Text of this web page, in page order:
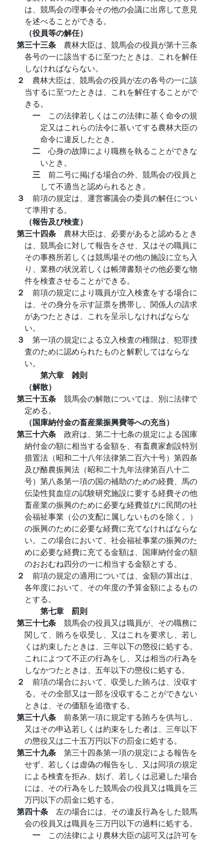
は、競馬会の理事会その他の会議に出席して意見
を述べることができる。
（役員等の解任）
第三十三条 農林大臣は、競馬会の役員が第十三条
各号の一に該当するに至つたときは、これを解任
しなければならない。
２ 農林大臣は、競馬会の役員が左の各号の一に該
当するに至つたときは、これを解任することがで
きる。
一 この法律若しくはこの法律に基く命令の規
定又はこれらの法令に基いてする農林大臣の
命令に違反したとき。
二 心身の故障により職務を執ることができな
いとき。
三 前二号に掲げる場合の外、競馬会の役員と
して不適当と認められるとき。
３ 前項の規定は、運営審議会の委員の解任につい
て準用する。
（報告及び検査）
第三十四条 農林大臣は、必要があると認めるとき
は、競馬会に対して報告をさせ、又はその職員に
その事務所若しくは競馬場その他の施設に立ち入
り、業務の状況若しくは帳簿書類その他必要な物
件を検査させることができる。
２ 前項の規定により職員が立入検査をする場合に
は、その身分を示す証票を携帯し、関係人の請求
があつたときは、これを呈示しなければならな
い。
３ 第一項の規定による立入検査の権限は、犯罪捜
査のために認められたものと解釈してはならな
い。
第六章 雑則
（解散）
第三十五条 競馬会の解散については、別に法律で
定める。
（国庫納付金の畜産業振興費等への充当）
第三十六条 政府は、第二十七条の規定による国庫
納付金の額に相当する金額を、有畜農家創設特別
措置法（昭和二十八年法律第二百六十号）第四条
及び酪農振興法（昭和二十九年法律第百八十二
号）第八条第一項の国の補助のための経費、馬の
伝染性貧血症の試験研究施設に要する経費その他
畜産業の振興のために必要な経費並びに民間の社
会福祉事業（公の支配に属しないものを除く。）
の振興のために必要な経費に充てなければならな
い。この場合において、社会福祉事業の振興のた
めに必要な経費に充てる金額は、国庫納付金の額
のおおむね四分の一に相当する金額とする。
２ 前項の規定の適用については、金額の算出は、
各年度において、その年度の予算金額によるもの
とする。
第七章 罰則
第三十七条 競馬会の役員又は職員が、その職務に
関して、賄ろを収受し、又はこれを要求し、若し
くは約束したときは、三年以下の懲役に処する。
これによつて不正の行為をし、又は相当の行為を
しなかつたときは、五年以下の懲役に処する。
２ 前項の場合において、収受した賄ろは、没収す
る。その全部又は一部を没収することができない
ときは、その価額を追徴する。
第三十八条 前条第一項に規定する賄ろを供与し、
又はその申込若しくは約束をした者は、三年以下
の懲役又は二十五万円以下の罰金に処する。
第三十九条 第三十四条第一項の規定による報告を
せず、若しくは虚偽の報告をし、又は同項の規定
による検査を拒み、妨げ、若しくは忌避した場合
には、その行為をした競馬会の役員又は職員を三
万円以下の罰金に処する。
第四十条 左の場合には、その違反行為をした競馬
会の役員又は職員を三万円以下の過料に処する。
一 この法律により農林大臣の認可又は許可を